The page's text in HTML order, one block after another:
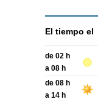
El tiempo el
de 02 h
a 08 h
de 08 h
a 14 h